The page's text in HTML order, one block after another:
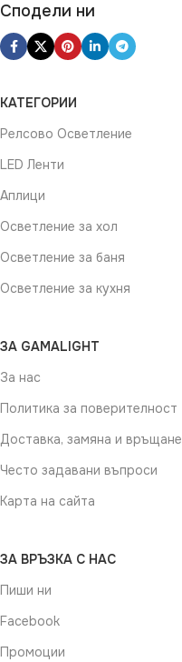
Сподели ни
КАТЕГОРИИ
Релсово Осветление
LED Ленти
Аплици
Осветление за хол
Осветление за баня
Осветление за кухня
ЗА GAMALIGHT
За нас
Политика за поверителност
Доставка, замяна и връщане
Често задавани въпроси
Карта на сайта
ЗА ВРЪЗКА С НАС
Пиши ни
Facebook
Промоции